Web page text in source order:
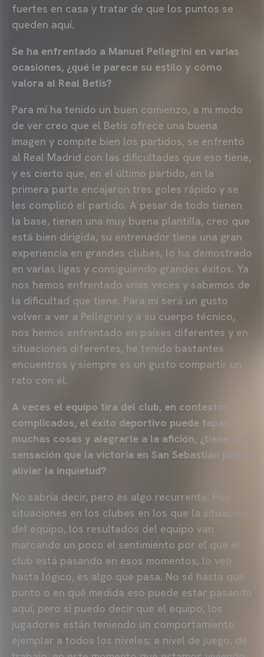
fuertes en casa y tratar de que los puntos se
queden aquí.
Se ha enfrentado a Manuel Pellegrini en varias
ocasiones, ¿qué le parece su estilo y cómo
valora al Real Betis?
Para mí ha tenido un buen comienzo, a mi modo
de ver creo que el Betis ofrece una buena
imagen y compite bien los partidos, se enfrentó
al Real Madrid con las dificultades que eso tiene,
y es cierto que, en el último partido, en la
primera parte encajaron tres goles rápido y se
les complicó el partido. A pesar de todo tienen
la base, tienen una muy buena plantilla, creo que
está bien dirigida, su entrenador tiene una gran
experiencia en grandes clubes, lo ha demostrado
en varias ligas y consiguiendo grandes éxitos. Ya
nos hemos enfrentado vrias veces y sabemos de
la dificultad que tiene. Para mí será un gusto
volver a ver a Pellegrini y a su cuerpo técnico,
nos hemos enfrentado en países diferentes y en
situaciones diferentes, he tenido bastantes
encuentros y siempre es un gusto compartir un
rato con él.
A veces el equipo tira del club, en contextos
complicados, el éxito deportivo puede tapar
muchas cosas y alegrarle a la afición, ¿tiene esa
sensación que la victoria en San Sebastián puede
aliviar la inquietud?
No sabría decir, pero es algo recurrente. Hay
situaciones en los clubes en los que la situación
del equipo, los resultados del equipo van
marcando un poco el sentimiento por el que el
club está pasando en esos momentos, lo veo
hasta lógico, es algo que pasa. No sé hasta qué
punto o en qué medida eso puede estar pasando
aquí, pero sí puedo decir que el equipo, los
jugadores están teniendo un comportamiento
ejemplar a todos los niveles; a nivel de juego, de